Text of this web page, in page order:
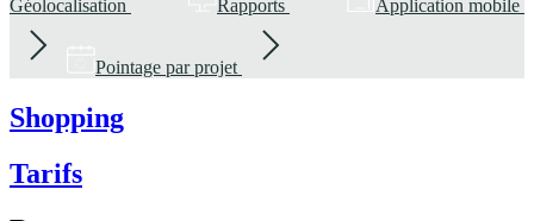
Géolocalisation Rapports Application mobile
Pointage par projet
Shopping
Tarifs